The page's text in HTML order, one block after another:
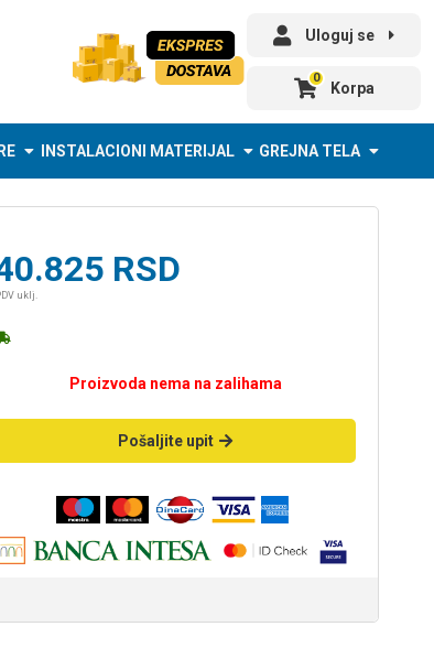
Uloguj se
0
Korpa
INSTALACIONI MATERIJAL GREJNA TELA
RSD
uklj.
Proizvoda nema na zalihama
Pošaljite upit